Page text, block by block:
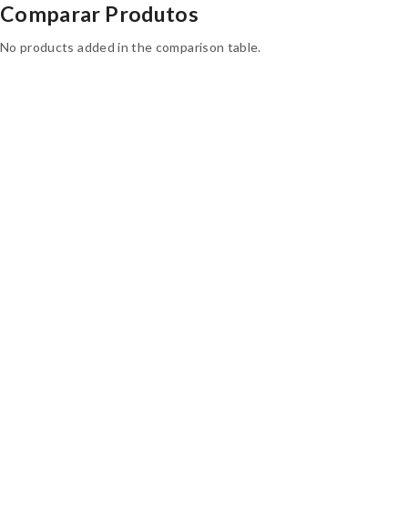
Comparar Produtos
No products added in the comparison table.